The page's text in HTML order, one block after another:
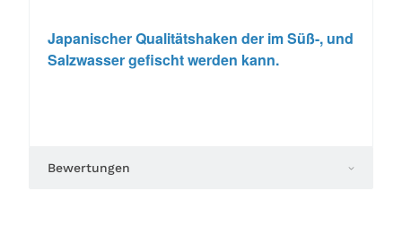
Japanischer Qualitätshaken der im Süß-, und
Salzwasser gefischt werden kann.
Bewertungen